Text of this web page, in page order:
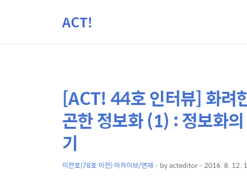
ACT!
상
세
컨
텐
본
문
제
목
[ACT! 44호 인터뷰] 화려
곤한 정보화 (1) : 정보화
기
이전호(78호 이전) 아카이브/연재 byacteditor 2016. 8. 12.